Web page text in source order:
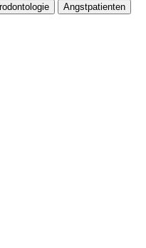
Angstpatienten